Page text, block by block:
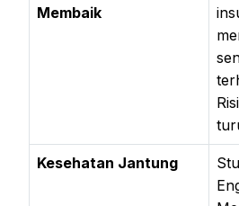
Membaik
Kesehatan Jantung